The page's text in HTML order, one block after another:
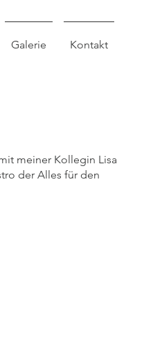
Galerie Kontakt
meiner Kollegin Lisa
der Alles für den